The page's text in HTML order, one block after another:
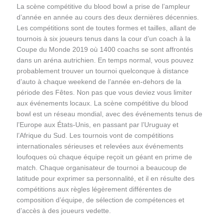
La scène compétitive du blood bowl a prise de l’ampleur
d’année en année au cours des deux dernières décennies.
Les compétitions sont de toutes formes et tailles, allant de
tournois à six joueurs tenus dans la cour d’un coach à la
Coupe du Monde 2019 où 1400 coachs se sont affrontés
dans un aréna autrichien. En temps normal, vous pouvez
probablement trouver un tournoi quelconque à distance
d’auto à chaque weekend de l’année en-dehors de la
période des Fêtes. Non pas que vous deviez vous limiter
aux événements locaux. La scène compétitive du blood
bowl est un réseau mondial, avec des événements tenus de
l’Europe aux États-Unis, en passant par l’Uruguay et
l’Afrique du Sud. Les tournois vont de compétitions
internationales sérieuses et relevées aux événements
loufoques où chaque équipe reçoit un géant en prime de
match. Chaque organisateur de tournoi a beaucoup de
latitude pour exprimer sa personnalité, et il en résulte des
compétitions aux règles légèrement différentes de
composition d’équipe, de sélection de compétences et
d’accès à des joueurs vedette.